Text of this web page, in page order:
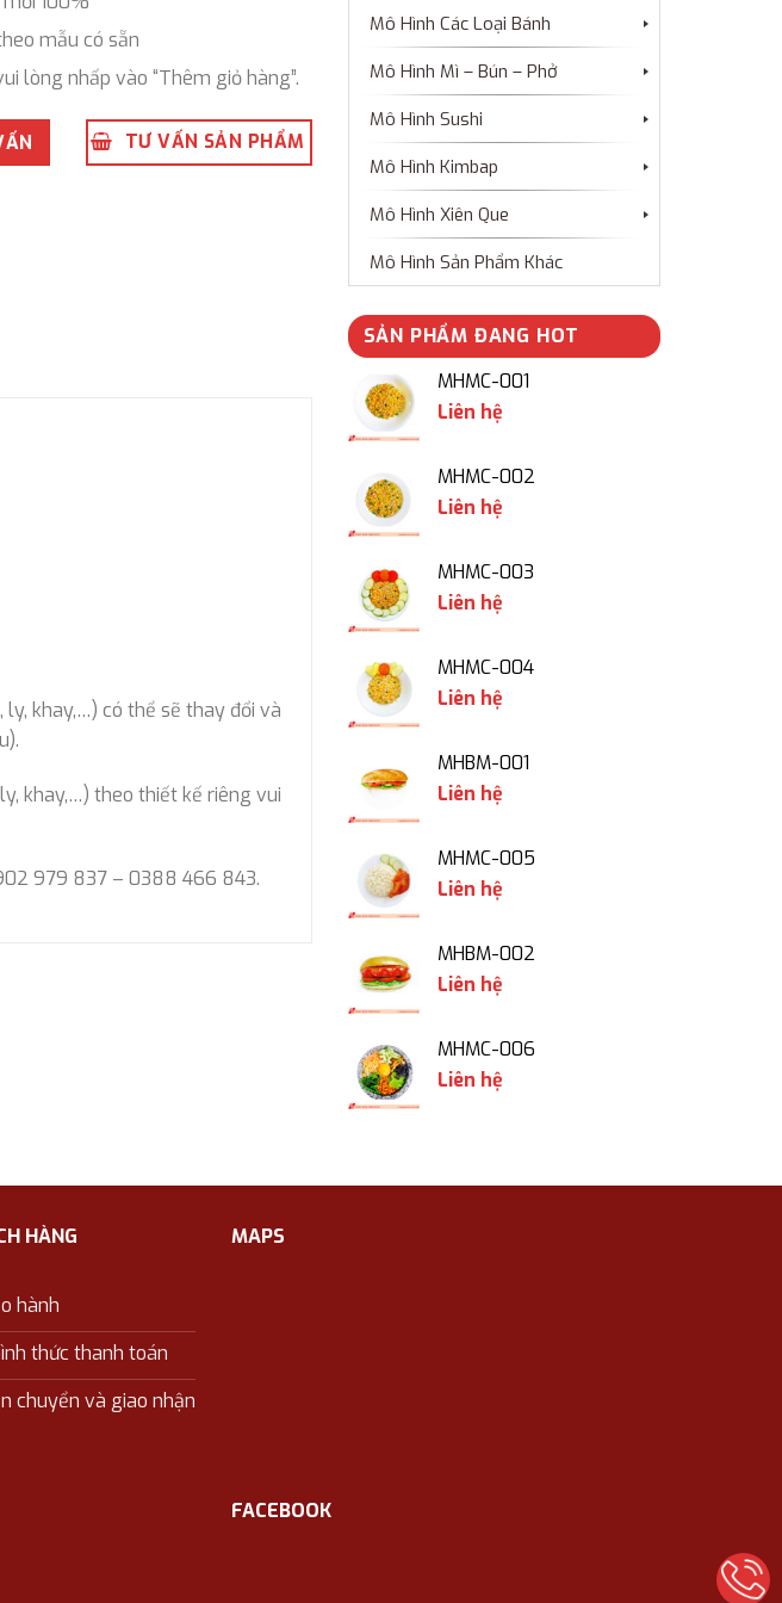
mẫu có sẵn
lòng nhấp vào “Thêm giỏ hàng”.
TƯ VẤN SẢN PHẨM
khay,…) có thể sẽ thay đổi và
khay,…) theo thiết kế riêng vui
979 837 – 0388 466 843.
Mô Hình Các Loại Bánh
Mô Hình Mì – Bún – Phở
Mô Hình Sushi
Mô Hình Kimbap
Mô Hình Xiên Que
Mô Hình Sản Phẩm Khác
SẢN PHẨM ĐANG HOT
MHMC-001
Liên hệ
MHMC-002
Liên hệ
MHMC-003
Liên hệ
MHMC-004
Liên hệ
MHBM-001
Liên hệ
MHMC-005
Liên hệ
MHBM-002
Liên hệ
MHMC-006
Liên hệ
HÀNG
hành
thức thanh toán
chuyển và giao nhận
MAPS
FACEBOOK